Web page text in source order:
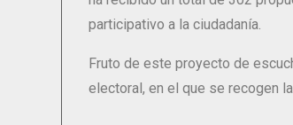
participativo a la ciudadanía.
Fruto de este proyecto de
electoral, en el que se recogen